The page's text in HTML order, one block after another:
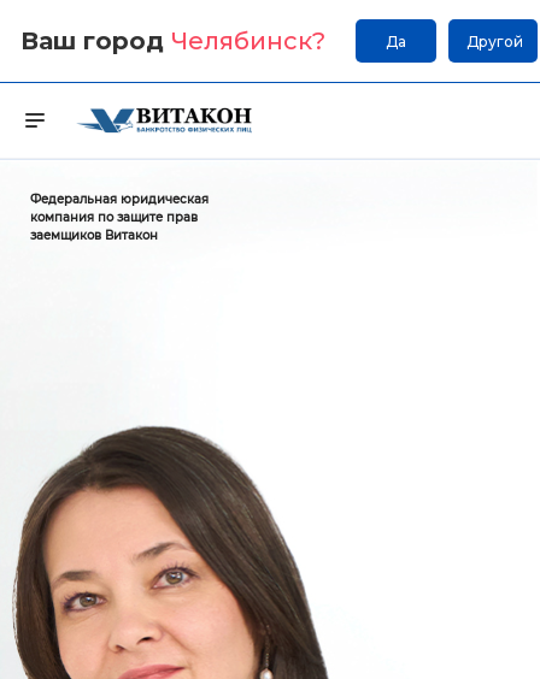
Ваш город Челябинск? Да Другой
Федеральная юридическая
компания по защите прав
заемщиков Витакон